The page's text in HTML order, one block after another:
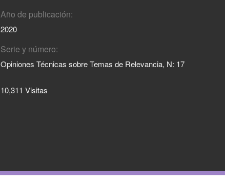
Año de publicación:
2020
Serie y número:
Opiniones Técnicas sobre Temas de Relevancia, N: 17
10,311 Visitas